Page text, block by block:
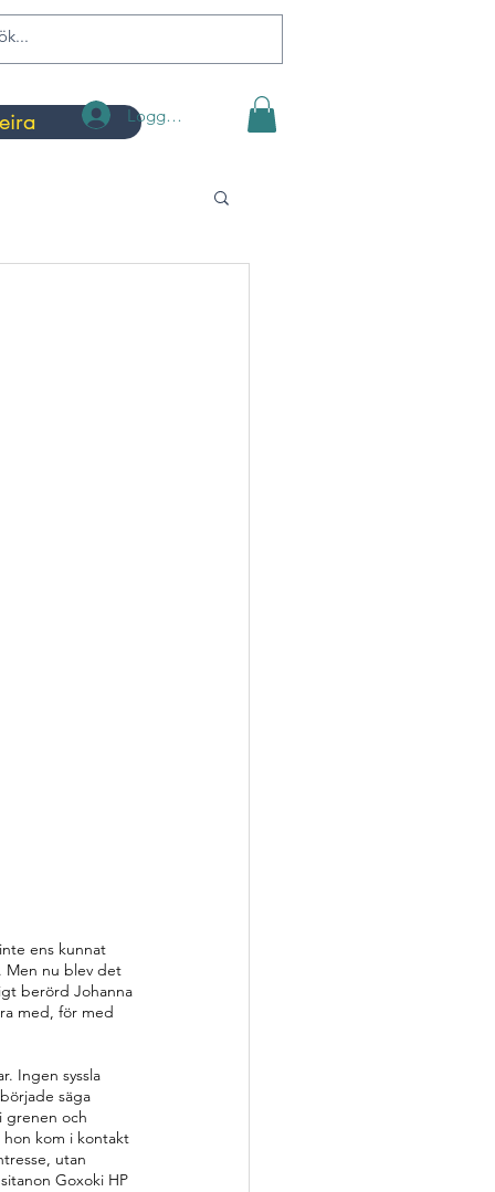
Logga in
ens kunnat
Men nu blev det
berörd Johanna
med, för med
Ingen syssla
säga
grenen och
kom i kontakt
utan
Goxoki HP